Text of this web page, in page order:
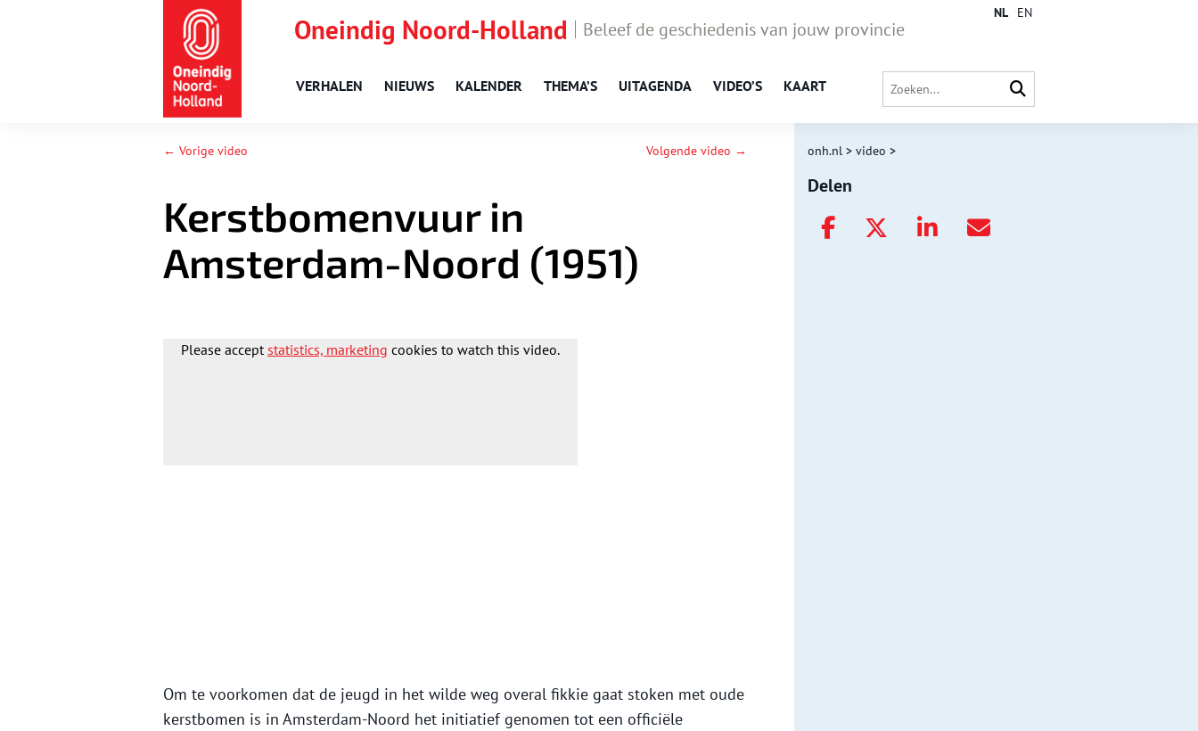
Oneindig Noord-Holland Beleef de geschiedenis van jouw provincie
VERHALEN NIEUWS KALENDER THEMA’S UITAGENDA VIDEO’S KAART
NL EN
← Vorige video Volgende video →
Kerstbomenvuur in
Amsterdam-Noord (1951)
Please acceptstatistics, marketing cookies to watch this video.
Om te voorkomen dat de jeugd in het wilde weg overal fikkie gaat stoken met oude
kerstbomen is in Amsterdam-Noord het initiatief genomen tot een officiële
onh.nl > video >
Delen